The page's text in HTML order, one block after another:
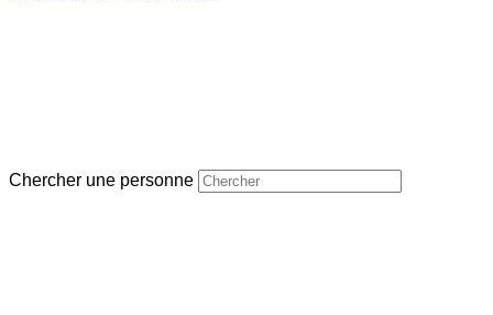
Chercher une personne